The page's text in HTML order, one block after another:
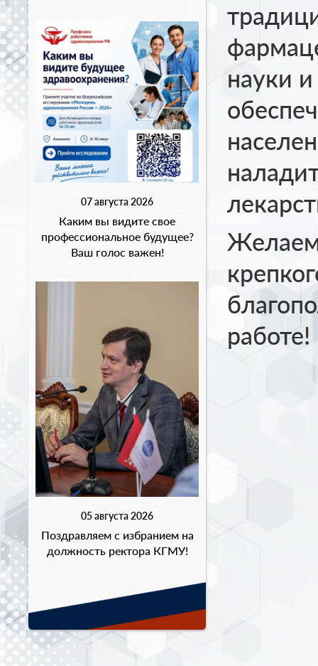
07 августа 2026
Каким вы видите свое
профессиональное будущее?
Ваш голос важен!
05 августа 2026
Поздравляем с избранием на
должность ректора КГМУ!
науки
работе!